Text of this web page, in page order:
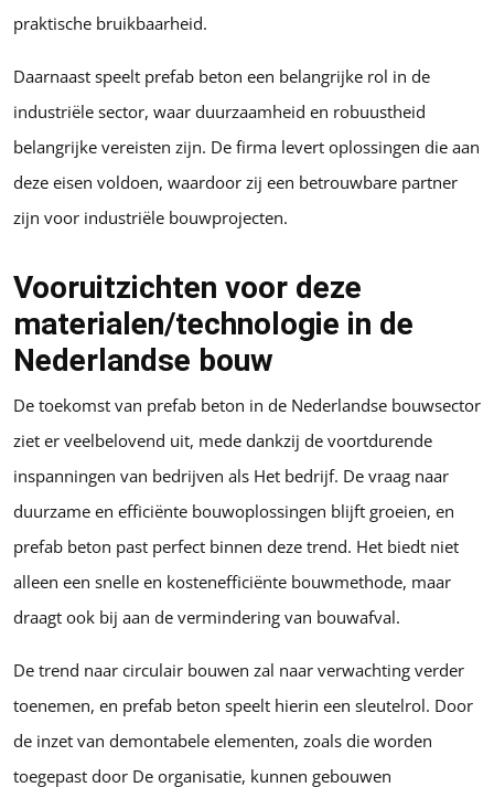
praktische bruikbaarheid.
Daarnaast speelt prefab beton een belangrijke rol in de
industriële sector, waar duurzaamheid en robuustheid
belangrijke vereisten zijn. De firma levert oplossingen die aan
deze eisen voldoen, waardoor zij een betrouwbare partner
zijn voor industriële bouwprojecten.
Vooruitzichten voor deze
materialen/technologie in de
Nederlandse bouw
De toekomst van prefab beton in de Nederlandse bouwsector
ziet er veelbelovend uit, mede dankzij de voortdurende
inspanningen van bedrijven als Het bedrijf. De vraag naar
duurzame en efficiënte bouwoplossingen blijft groeien, en
prefab beton past perfect binnen deze trend. Het biedt niet
alleen een snelle en kostenefficiënte bouwmethode, maar
draagt ook bij aan de vermindering van bouwafval.
De trend naar circulair bouwen zal naar verwachting verder
toenemen, en prefab beton speelt hierin een sleutelrol. Door
de inzet van demontabele elementen, zoals die worden
toegepast door De organisatie, kunnen gebouwen